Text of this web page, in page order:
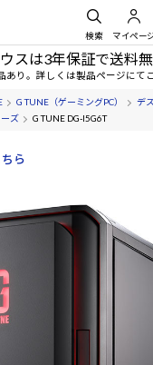
検索 マイペー
スは3年保証で送料
あり。詳しくは製品ページにて
G TUNE（ゲーミングPC）
デ
ズ G TUNE DG-I5G6T
ら